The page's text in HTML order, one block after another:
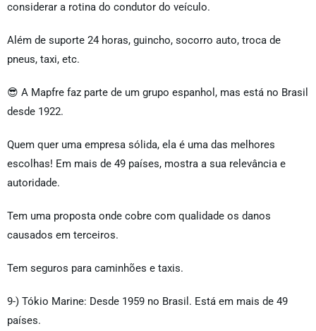
considerar a rotina do condutor do veículo.
Além de suporte 24 horas, guincho, socorro auto, troca de
pneus, taxi, etc.
😎 A Mapfre faz parte de um grupo espanhol, mas está no Brasil
desde 1922.
Quem quer uma empresa sólida, ela é uma das melhores
escolhas! Em mais de 49 países, mostra a sua relevância e
autoridade.
Tem uma proposta onde cobre com qualidade os danos
causados em terceiros.
Tem seguros para caminhões e taxis.
9-) Tókio Marine: Desde 1959 no Brasil. Está em mais de 49
países.